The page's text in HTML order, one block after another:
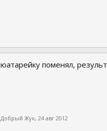
юатарейку поменял,
Добрый Жук, 24 авг 2012